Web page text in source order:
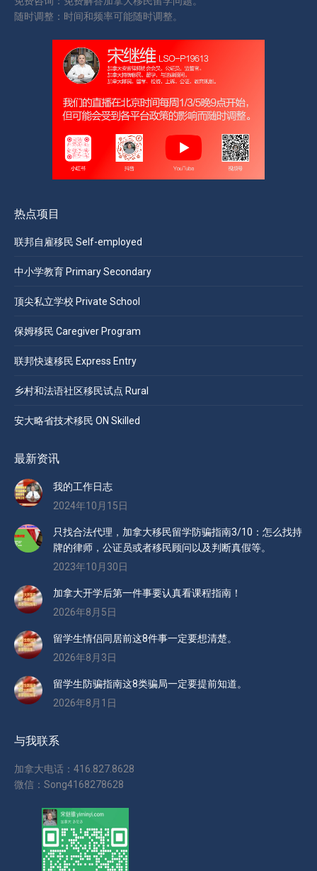
随时调整：时间和频率可能随时调整。
热点项目
联邦自雇移民 Self-employed
中小学教育 Primary Secondary
顶尖私立学校 Private School
保姆移民 Caregiver Program
联邦快速移民 Express Entry
乡村和法语社区移民试点 Rural
安大略省技术移民 ON Skilled
最新资讯
我的工作日志
2024年10月15日
只找合法代理，加拿大移民留学防骗指南3/10：怎么找持
牌的律师，公证员或者移民顾问以及判断真假等。
2023年10月30日
加拿大开学后第一件事要认真看课程指南！
2026年8月5日
留学生情侣同居前这8件事一定要想清楚。
2026年8月3日
留学生防骗指南这8类骗局一定要提前知道。
2026年8月1日
与我联系
加拿大电话：416.827.8628
微信：Song4168278628